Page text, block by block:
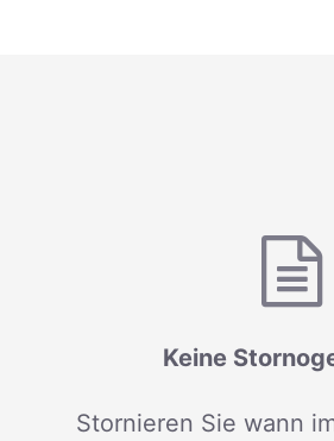
Keine
Stornieren Sie wann